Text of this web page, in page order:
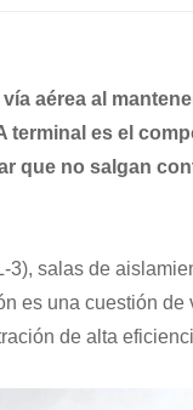
aérea al
terminal es el
que no salgan
3), salas de
es una cuestión de
de alta